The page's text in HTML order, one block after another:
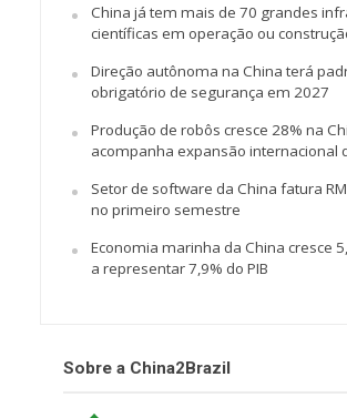
China já tem mais de 70 grandes
científicas em operação ou
Direção autônoma na China terá
obrigatório de segurança em 2027
Produção de robôs cresce 28% na
acompanha expansão internacional
Setor de software da China fatura
no primeiro semestre
Economia marinha da China cresce
a representar 7,9% do PIB
Sobre a China2Brazil